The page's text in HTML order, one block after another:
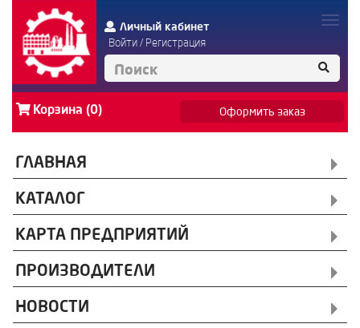
Личный кабинет
Войти/ Регистрация
Корзина (0) Оформить заказ
ГЛАВНАЯ
КАТАЛОГ
КАРТА ПРЕДПРИЯТИЙ
ПРОИЗВОДИТЕЛИ
НОВОСТИ